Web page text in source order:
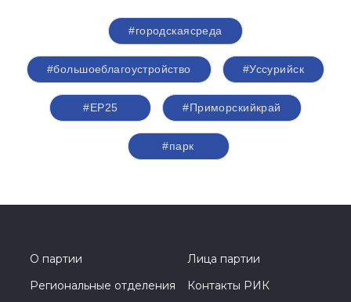
#городскаясреда
#большоеблагоустройство #Уссурийск
#ЕР25 #Приморскийкрай
#парк
О партии
Лица партии
Региональные отделения
Контакты РИК